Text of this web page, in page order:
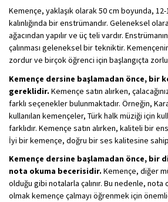
Kemençe, yaklaşık olarak 50 cm boyunda,
kalınlığında bir enstrümandır. Geleneksel
ağacından yapılır ve üç teli vardır.
çalınması geleneksel bir tekniktir.
zordur ve birçok öğrenci için başlangıçta
Kemençe dersine başlamadan önce, bir
gereklidir. Kemençe satın alırken,
farklı seçenekler bulunmaktadır. Örneğin,
kullanılan kemençeler, Türk halk müziği için
farklıdır. Kemençe satın alırken, kaliteli bir
İyi bir kemençe, doğru bir ses kalitesine sahip
Kemençe dersine başlamadan önce, bir
nota okuma becerisidir. Kemençe, diğer
olduğu gibi notalarla çalınır. Bu nedenle,
olmak kemençe çalmayı öğrenmek için